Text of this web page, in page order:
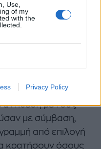
Use,
of my
with the
Privacy Policy
με τους
με σύμβαση,
από επιλογή
κρατήσουν όσους